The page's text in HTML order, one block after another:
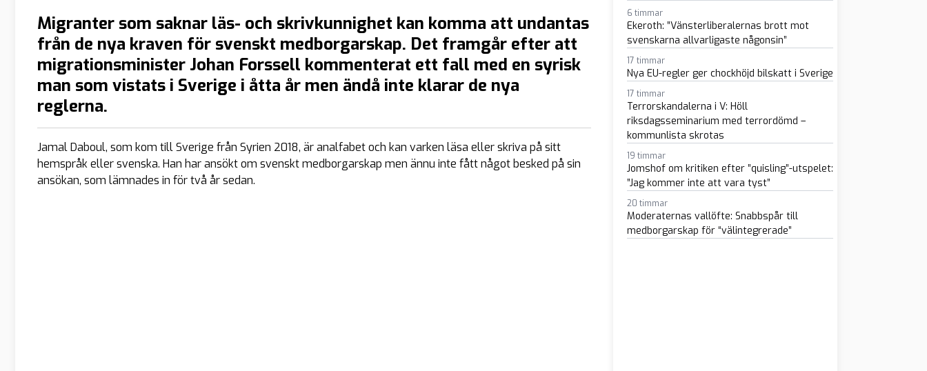
Migranter som saknar läs- och skrivkunnighet kan komma att undantas
från de nya kraven för svenskt medborgarskap. Det framgår efter att
migrationsminister Johan Forssell kommenterat ett fall med en syrisk
man som vistats i Sverige i åtta år men ändå inte klarar de nya
reglerna.
Jamal Daboul, som kom till Sverige från Syrien 2018, är analfabet och kan varken läsa eller skriva på sitt
hemspråk eller svenska. Han har ansökt om svenskt medborgarskap men ännu inte fått något besked på sin
ansökan, som lämnades in för två år sedan.
6 timmar
Ekeroth: ”Vänsterliberalernas brott mot
svenskarna allvarligaste någonsin”
17 timmar
Nya EU-regler ger chockhöjd bilskatt i Sverige
17 timmar
Terrorskandalerna i V: Höll
riksdagsseminarium med terrordömd –
kommunlista skrotas
19 timmar
Jomshof om kritiken efter ”quisling”-utspelet:
”Jag kommer inte att vara tyst”
20 timmar
Moderaternas vallöfte: Snabbspår till
medborgarskap för “välintegrerade”